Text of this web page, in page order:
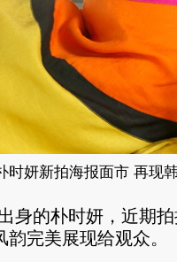
时妍新拍海报面市 再现
的朴时妍，近期拍
完美展现给观众。